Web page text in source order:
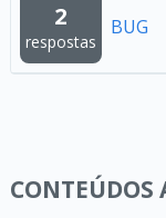
2
respostas
BUG
CONTEÚDOS